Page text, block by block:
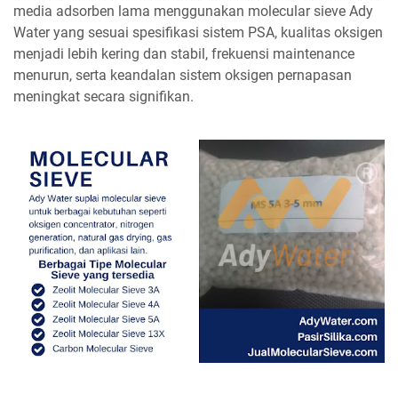
media adsorben lama menggunakan molecular sieve Ady
Water yang sesuai spesifikasi sistem PSA, kualitas oksigen
menjadi lebih kering dan stabil, frekuensi maintenance
menurun, serta keandalan sistem oksigen pernapasan
meningkat secara signifikan.